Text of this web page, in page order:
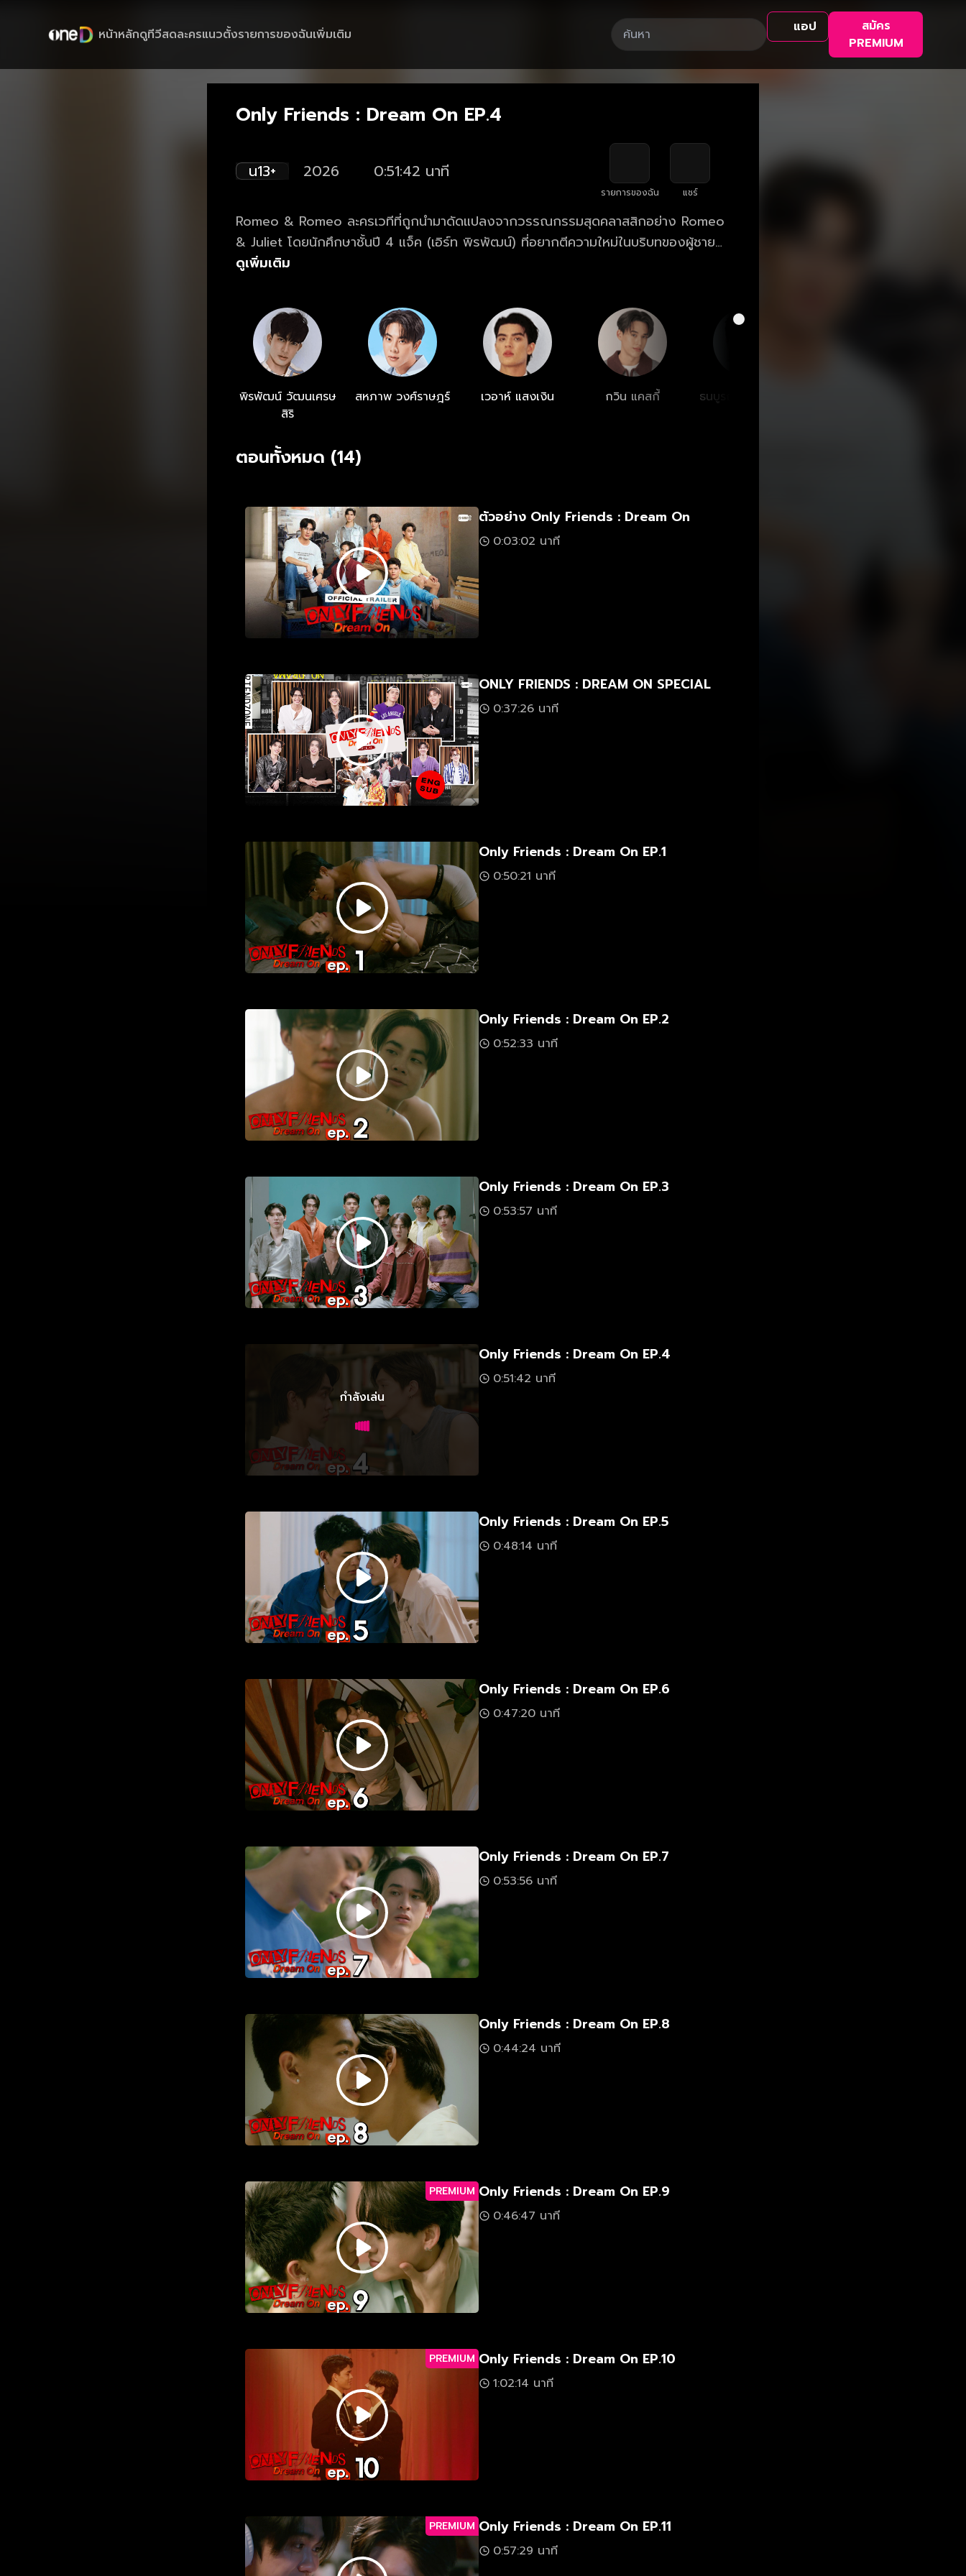
หน้าหลักดูทีวีสดละครแนวตั้งรายการของฉันเพิ่มเติม แอป
สมัคร
PREMIUM
1.15%
Fullscreen
Only Friends : Dream On EP.4
น13+ 2026 0:51:42 นาที
รายการของฉัน แชร์
Romeo & Romeo ละครเวทีที่ถูกนำมาดัดแปลงจากวรรณกรรมสุดคลาสสิกอย่าง Romeo
& Juliet โดยนักศึกษาชั้นปี 4 แจ็ค (เอิร์ท พิรพัฒน์) ที่อยากตีความใหม่ในบริบทของผู้ชาย
สองคนที่รักกัน โดยมี ดีน (มิกซ์ สหภาพ) นักแสดงคู่บุญของแจ็คควบตำแหน่งแฟนเก่าที่เพิ่ง
อาโนลด์ (จอส เวอาห์) หนุ่มหล่อเอกเต้นที่ ตั้ว (กวิน แคสกี้) รูมเมทของดีน แนะนำให้มาออดิ
ชันเพื่อรับบทเป็น “โรมิโอ” ทั้งสองคน นอกจากนั้นยังมี โรม (อู๋ ธนบูรณ์) หนุ่มคารมดีเอก
ดนตรีมาร่วมทำละครเวทีเรื่องนี้ด้วย ติดตามเรื่องราวการทำละครเวทีของแก๊งเพื่อนมหาลัย
พร้อมกับการทำตามความฝันที่ต้องใช้ใจใน ดูย้อนหลัง “Only Friends : Dream On” ทาง
แอป oneD ที่เดียว เวลา 21:30 น.
ดูเพิ่มเติม
พิรพัฒน์ วัฒนเศรษ
สิริ
สหภาพ วงศ์ราษฎร์ เวอาห์ แสงเงิน กวิน แคสกี้
ธนบูรณ์ เกียรตินิรัน
ตอนทั้งหมด (14)
ตัวอย่าง Only Friends : Dream On
0:03:02 นาที
ONLY FRIENDS : DREAM ON SPECIAL
0:37:26 นาที
Only Friends : Dream On EP.1
0:50:21 นาที
Only Friends : Dream On EP.2
0:52:33 นาที
Only Friends : Dream On EP.3
0:53:57 นาที
กำลังเล่น
Only Friends : Dream On EP.4
0:51:42 นาที
Only Friends : Dream On EP.5
0:48:14 นาที
Only Friends : Dream On EP.6
0:47:20 นาที
Only Friends : Dream On EP.7
0:53:56 นาที
Only Friends : Dream On EP.8
0:44:24 นาที
PREMIUM Only Friends : Dream On EP.9
0:46:47 นาที
PREMIUM Only Friends : Dream On EP.10
1:02:14 นาที
PREMIUM Only Friends : Dream On EP.11
0:57:29 นาที